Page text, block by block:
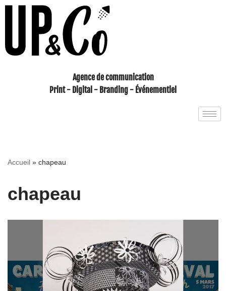
contenu
Agence de communication
Print - Digital - Branding - Événementiel
Accueil » chapeau
chapeau